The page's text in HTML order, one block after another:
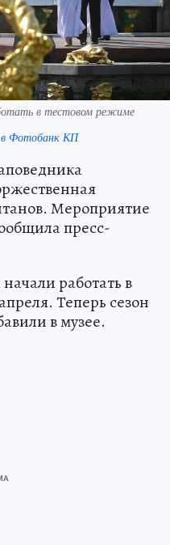
в тестовом режиме
Фотобанк КП
Мероприятие
пресс-
работать в
Теперь сезон
в музее.